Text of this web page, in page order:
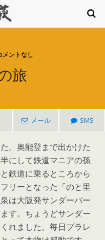
メントなし
旅
メール SMS
。奥能登まで出かけた
にして鉄道マニアの孫
鉄道に乗るところから
リーとなった「のと里
は大阪発サンダーバー
す。ちょうどサンダー
れました。毎日プラレ